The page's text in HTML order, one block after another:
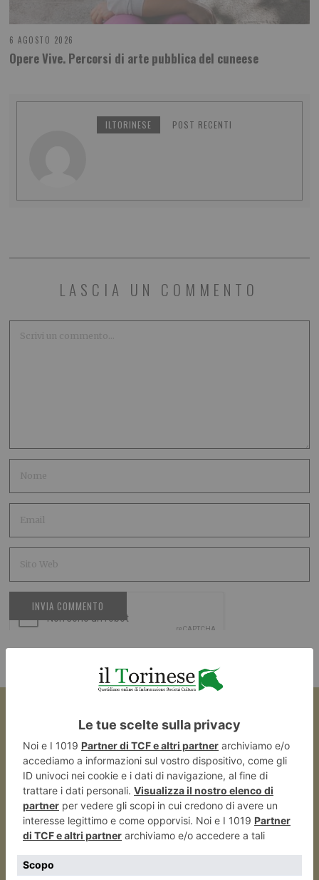
6 AGOSTO 2026
Opere Vive. Percorsi di arte pubblica del cuneese
ILTORINESE POST RECENTI
LASCIA UN COMMENTO
ARTICOLO PRECEDENTE
Torino città delle opportunità